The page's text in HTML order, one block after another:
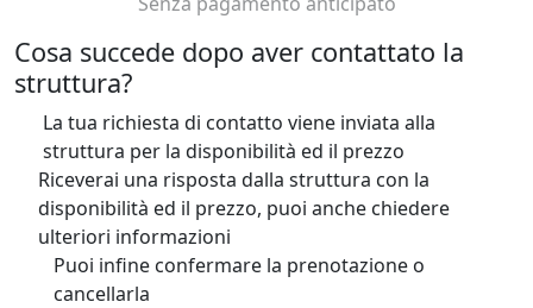
Cosa succede dopo aver contattato la
struttura?
La tua richiesta di contatto viene inviata alla
struttura per la disponibilità ed il prezzo
Riceverai una risposta dalla struttura con la
disponibilità ed il prezzo, puoi anche chiedere
ulteriori informazioni
Puoi infine confermare la prenotazione o
cancellarla